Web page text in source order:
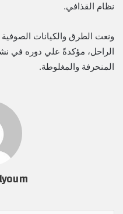
نظام القذافي.
ونعت الطرق والكيانات الصوفية
الراحل، مؤكدةً علي دوره في
المنحرفة والمغلوطة.